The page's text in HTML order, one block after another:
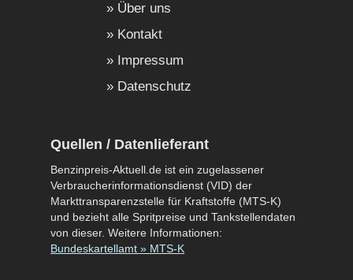
Über uns
Kontakt
Impressum
Datenschutz
Quellen / Datenlieferant
Benzinpreis-Aktuell.de ist ein zugelassener
Verbraucherinformationsdienst (VID) der
Markttransparenzstelle für Kraftstoffe (MTS-K)
und bezieht alle Spritpreise und Tankstellendaten
von dieser. Weitere Informationen:
Bundeskartellamt » MTS-K